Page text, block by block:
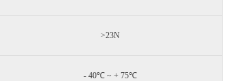
>23N
- 40℃ ~ + 75℃